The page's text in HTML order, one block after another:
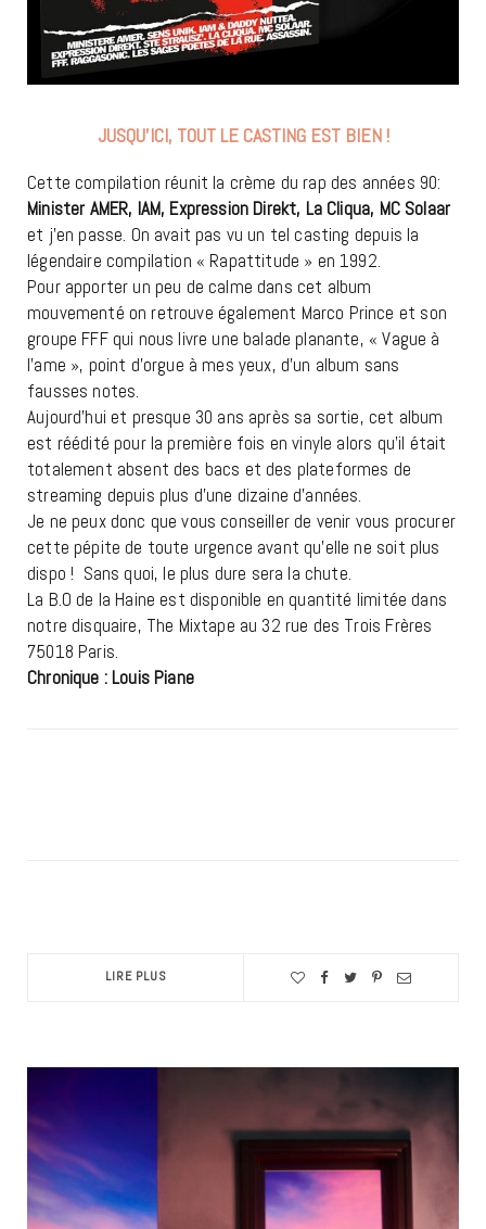
JUSQU’ICI, TOUT LE CASTING EST BIEN !
Cette compilation réunit la crème du rap des années 90:
Minister AMER, IAM, Expression Direkt, La Cliqua, MC Solaar
et j’en passe. On avait pas vu un tel casting depuis la
légendaire compilation « Rapattitude » en 1992.
Pour apporter un peu de calme dans cet album
mouvementé on retrouve également Marco Prince et son
groupe FFF qui nous livre une balade planante, « Vague à
l’ame », point d’orgue à mes yeux, d’un album sans
fausses notes.
Aujourd’hui et presque 30 ans après sa sortie, cet album
est réédité pour la première fois en vinyle alors qu’il était
totalement absent des bacs et des plateformes de
streaming depuis plus d’une dizaine d’années.
Je ne peux donc que vous conseiller de venir vous procurer
cette pépite de toute urgence avant qu’elle ne soit plus
dispo ! Sans quoi, le plus dure sera la chute.
La B.O de la Haine est disponible en quantité limitée dans
notre disquaire, The Mixtape au 32 rue des Trois Frères
75018 Paris.
Chronique : Louis Piane
LIRE PLUS